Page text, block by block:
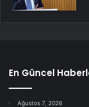
En Güncel
Ağustos 7, 2026